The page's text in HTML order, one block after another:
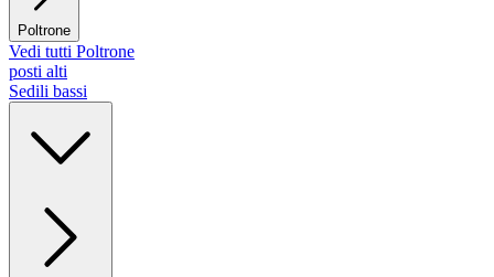
Poltrone
Vedi tutti Poltrone
posti alti
Sedili bassi